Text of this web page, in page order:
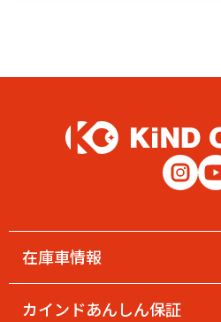
在庫車情報
カインドあんしん保証